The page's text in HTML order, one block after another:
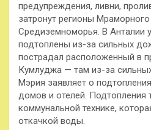
предупреждения, ливни,
затронут регионы
Средиземноморья. В Анталии
подтоплены из-за сильных
пострадал расположенный в
Кумлуджа — там из-за
Мэрия заявляет о
домов и отелей. Подтопления
коммунальной технике,
откачкой воды.